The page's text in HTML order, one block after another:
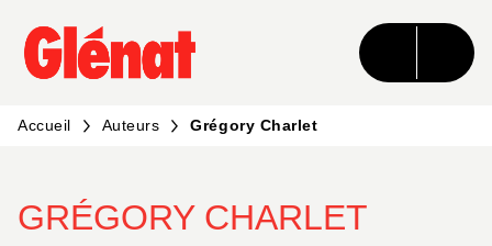
MENU RECHERCHE CONTENU
PIED DE PAGE
Accueil Auteurs Grégory Charlet
GRÉGORY CHARLET